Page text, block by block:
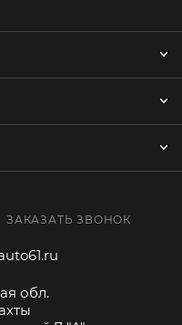
ЗАКАЗАТЬ ЗВОНОК
обл.